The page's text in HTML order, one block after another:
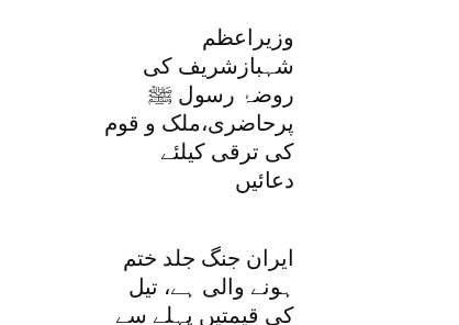
وزیراعظم
شہبازشریف کی
روضۂ رسول ﷺ
پرحاضری،ملک و قوم
کی ترقی کیلئے
دعائیں
ایران جنگ جلد ختم
ہونے والی ہے، تیل
کی قیمتیں پہلے سے